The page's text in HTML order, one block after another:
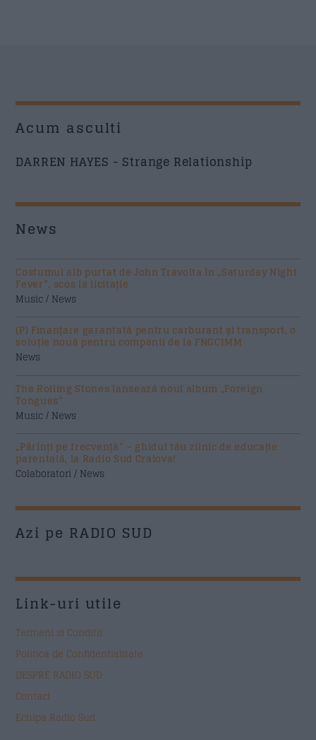
Acum asculti
DARREN HAYES - Strange Relationship
News
Costumul alb purtat de John Travolta în „Saturday Night
Fever”, scos la licitație
Music / News
(P) Finanțare garantată pentru carburant și transport, o
soluție nouă pentru companii de la FNGCIMM
News
The Rolling Stones lansează noul album „Foreign
Tongues”
Music / News
„Părinți pe frecvență” – ghidul tău zilnic de educație
parentală, la Radio Sud Craiova!
Colaboratori / News
Azi pe RADIO SUD
Link-uri utile
Termeni si Conditii
Politica de Confidentialitate
DESPRE RADIO SUD
Contact
Echipa Radio Sud